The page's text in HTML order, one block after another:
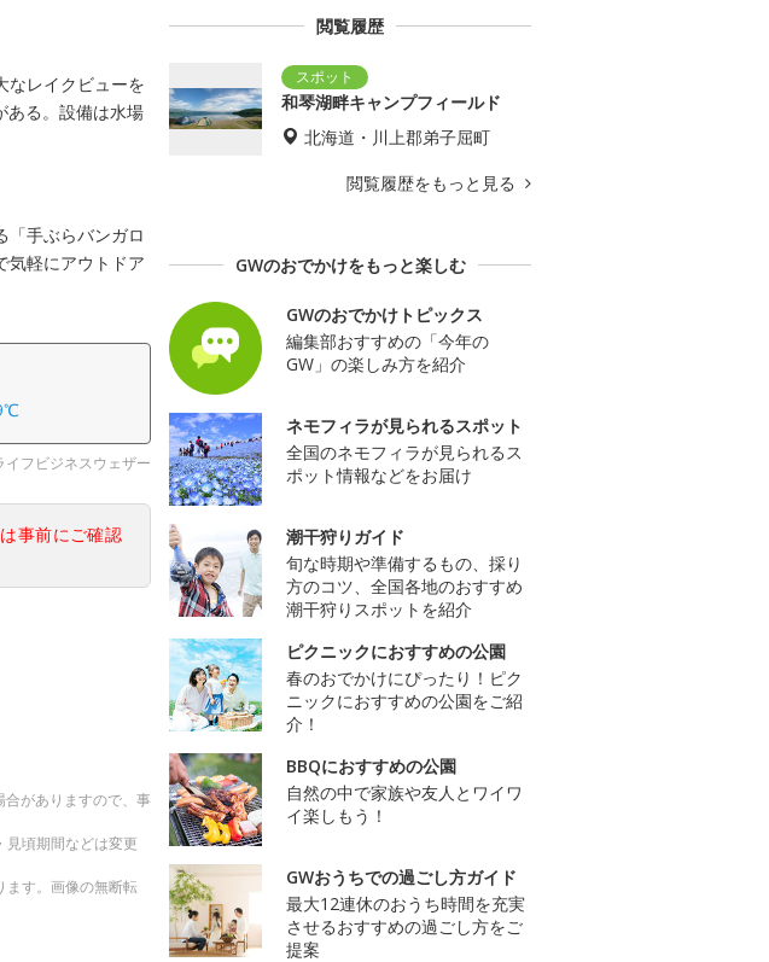
なレイクビューを
ある。設備は水場
「手ぶらバンガロ
気軽にアウトドア
フビジネスウェザー
事前にご確認
がありますので、事
頃期間などは変更
ます。画像の無断転
閲覧履歴
和琴湖畔キャンプフィールド
北海道・川上郡弟子屈町
閲覧履歴をもっと見る
GWのおでかけをもっと楽しむ
GWのおでかけトピックス
編集部おすすめの「今年の
GW」の楽しみ方を紹介
ネモフィラが見られるスポット
全国のネモフィラが見られるス
ポット情報などをお届け
潮干狩りガイド
旬な時期や準備するもの、採り
方のコツ、全国各地のおすすめ
潮干狩りスポットを紹介
ピクニックにおすすめの公園
春のおでかけにぴったり！ピク
ニックにおすすめの公園をご紹
介！
BBQにおすすめの公園
自然の中で家族や友人とワイワ
イ楽しもう！
GWおうちでの過ごし方ガイド
最大12連休のおうち時間を充実
させるおすすめの過ごし方をご
提案